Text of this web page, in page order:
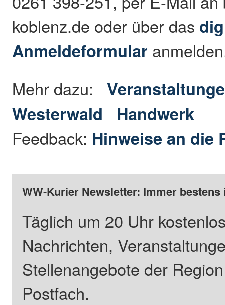
koblenz.de oder über das
Anmeldeformular
Mehr dazu:
Westerwald
Handwerk
Feedback: Hinweise an die
WW-Kurier Newsletter: Immer
Täglich um 20 Uhr
Nachrichten,
Stellenangebote der
Postfach.